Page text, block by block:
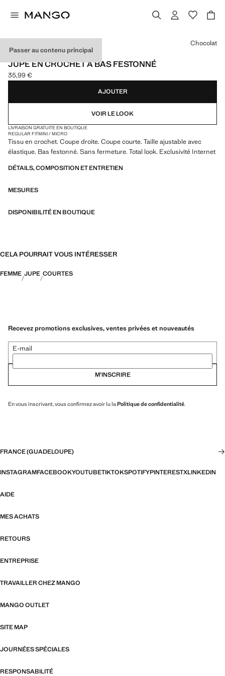
Passer au contenu principal
EXCLUSIVITÉ INTERNET
JUPE EN CROCHET À BAS FESTONNÉ
Prix actuel [35,99 € ]
35,99 €
Choisissez une couleur
Chocolat
AJOUTER
VOIR LE LOOK
LIVRAISON GRATUITE EN BOUTIQUE
REGULAR FITMINI / MICRO
Tissu en crochet. Coupe droite. Coupe courte. Taille ajustable avec
élastique. Bas festonné. Sans fermeture. Total look. Exclusivité Internet
DÉTAILS, COMPOSITION ET ENTRETIEN
MESURES
DISPONIBILITÉ EN BOUTIQUE
CELA POURRAIT VOUS INTÉRESSER
FEMME JUPE COURTES
Recevez promotions exclusives, ventes privées et nouveautés
E-mail
M’INSCRIRE
En vous inscrivant, vous confirmez avoir lu la Politique de confidentialité.
FRANCE (GUADELOUPE)
INSTAGRAMFACEBOOKYOUTUBETIKTOKSPOTIFYPINTERESTXLINKEDIN
AIDE
MES ACHATS
RETOURS
ENTREPRISE
TRAVAILLER CHEZ MANGO
MANGO OUTLET
SITE MAP
JOURNÉES SPÉCIALES
RESPONSABILITÉ